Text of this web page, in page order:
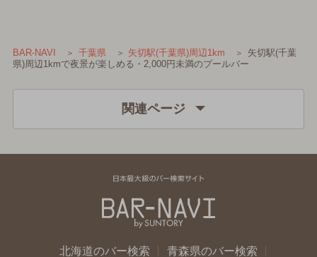
BAR-NAVI 千葉県 矢切駅(千葉県)周辺1km
矢切駅(千葉
県)周辺1kmで夜景が楽しめる・2,000円未満のプールバー
関連ページ
北海道のバー検索
青森県のバー検索